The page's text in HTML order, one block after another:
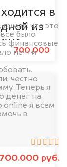
700.000
что это
было
финансовые
почти
честно
Теперь я
денег на
я всем
в
700.000 руб.
в
из
его на